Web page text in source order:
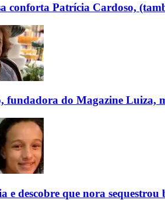
conforta Patrícia Cardoso,
fundadora do Magazine Luiza,
e descobre que nora